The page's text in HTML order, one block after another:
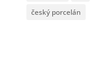
český porcelán